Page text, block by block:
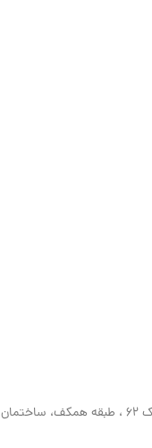
هرمزگان، خیابان بهادر جنوبی، کوچه فضیلت 6 ، پلاک 62 ، طبقه همکف، ساختمان